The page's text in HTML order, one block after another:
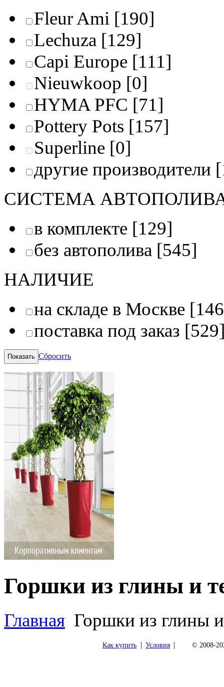
Fleur Ami [190]
Lechuza [129]
Capi Europe [111]
Nieuwkoop [0]
HYMA PFC [71]
Pottery Pots [157]
Superline [0]
другие производители
СИСТЕМА
в комплекте [129]
без автополива [545]
НАЛИЧИЕ
на складе в Москве
поставка под заказ
Сбросить
Горшки из глины и
Главная Горшки из глины
Как купить | Условия | © 2008-